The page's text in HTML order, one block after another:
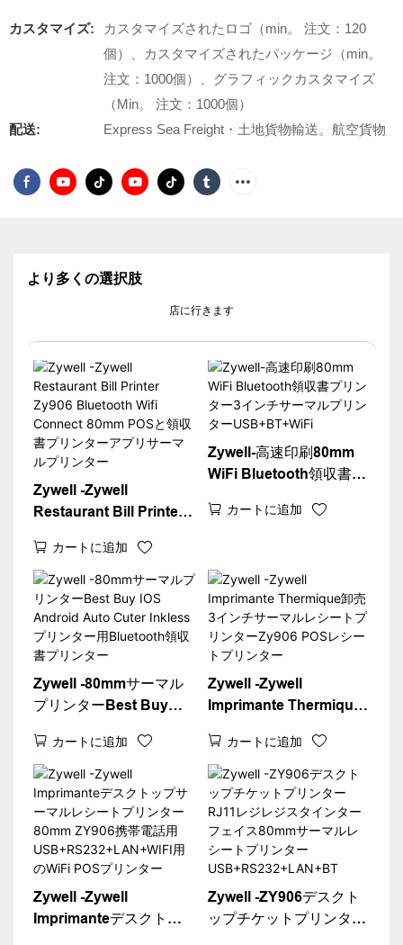
カスタマイズ:
カスタマイズされたロゴ（min。 注文：120
個）、カスタマイズされたパッケージ（min。
注文：1000個）、グラフィックカスタマイズ
（Min。 注文：1000個）
配送:
Express Sea Freight・土地貨物輸送。航空貨物
より多くの選択肢
店に行きます
Zywell -Zywell
Restaurant Bill Printer
Connect 80mm POSと
領収書プリンターアプリ
サーマルプリンター
カートに追加
Zywell-高速印刷80mm
WiFi Bluetooth領収書プ
ルプリンター
カートに追加
Zywell -80mmサーマル
プリンターBest Buy
Inklessプリンター用B​​
luetooth領収書プリンタ
ー
カートに追加
Zywell -Zywell
Imprimante Thermique
シートプリンターZy906
POSレシートプリンター
カートに追加
Zywell -Zywell
Imprimanteデスクトッ
Zywell -ZY906デスクト
ップチケットプリンター